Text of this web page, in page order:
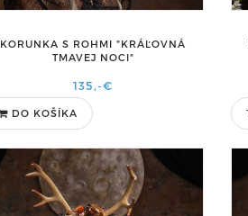
KORUNKA S ROHMI "KRÁĽOVNÁ
TMAVEJ NOCI"
135,-€
DO KOŠÍKA